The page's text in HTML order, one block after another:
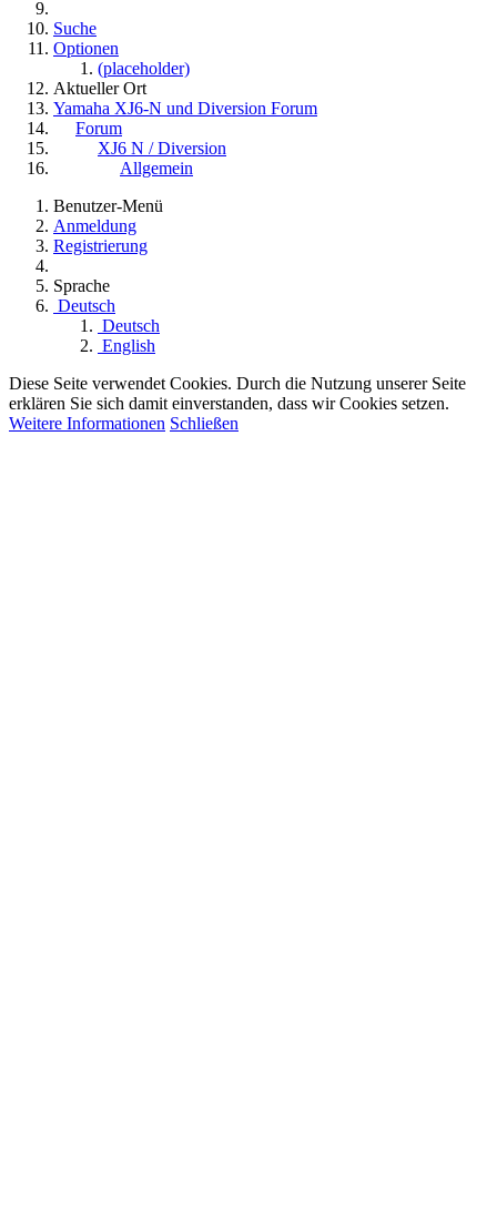
Suche
Optionen
(placeholder)
Aktueller Ort
Yamaha XJ6-N und Diversion Forum
Forum
XJ6 N / Diversion
Allgemein
Benutzer-Menü
Anmeldung
Registrierung
Sprache
Deutsch
Deutsch
English
Diese Seite verwendet Cookies. Durch die Nutzung unserer Seite
erklären Sie sich damit einverstanden, dass wir Cookies setzen.
Weitere Informationen Schließen